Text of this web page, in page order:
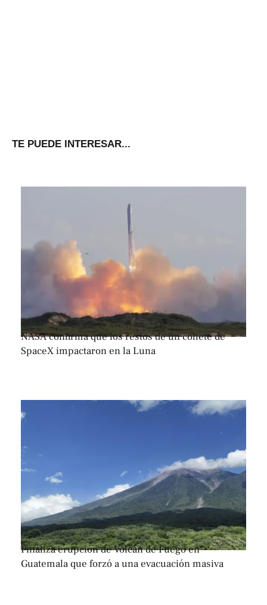
TE PUEDE INTERESAR...
NASA confirma que los restos de un cohete de
SpaceX impactaron en la Luna
Finaliza erupción de Volcán de Fuego en
Guatemala que forzó a una evacuación masiva